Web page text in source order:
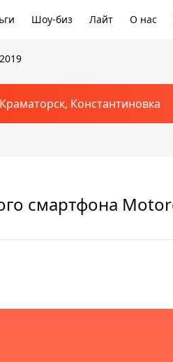
Шоу-биз Лайт О нас
Константиновка
смартфона